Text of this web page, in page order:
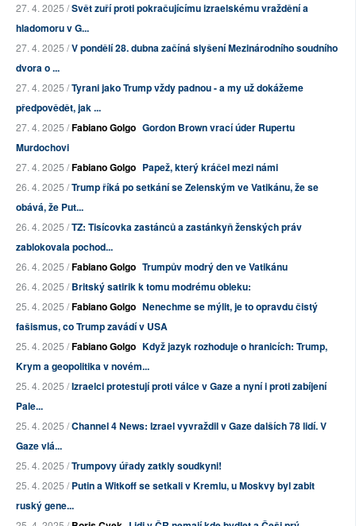
27. 4. 2025 /Svět zuří proti pokračujícímu izraelskému vraždění a
hladomoru v G...
27. 4. 2025 /V pondělí 28. dubna začíná slyšení Mezinárodního soudního
dvora o ...
27. 4. 2025 /Tyrani jako Trump vždy padnou - a my už dokážeme
předpovědět, jak ...
27. 4. 2025 /Fabiano Golgo Gordon Brown vrací úder Rupertu
Murdochovi
27. 4. 2025 /Fabiano Golgo Papež, který kráčel mezi námi
26. 4. 2025 /Trump říká po setkání se Zelenským ve Vatikánu, že se
obává, že Put...
26. 4. 2025 /TZ: Tisícovka zastánců a zastánkyň ženských práv
zablokovala pochod...
26. 4. 2025 /Fabiano Golgo Trumpův modrý den ve Vatikánu
26. 4. 2025 /Britský satirik k tomu modrému obleku:
25. 4. 2025 /Fabiano Golgo Nenechme se mýlit, je to opravdu čistý
fašismus, co Trump zavádí v USA
25. 4. 2025 /Fabiano Golgo Když jazyk rozhoduje o hranicích: Trump,
Krym a geopolitika v novém...
25. 4. 2025 /Izraelci protestují proti válce v Gaze a nyní i proti zabíjení
Pale...
25. 4. 2025 /Channel 4 News: Izrael vyvraždil v Gaze dalších 78 lidí. V
Gaze vlá...
25. 4. 2025 /Trumpovy úřady zatkly soudkyni!
25. 4. 2025 /Putin a Witkoff se setkali v Kremlu, u Moskvy byl zabit
ruský gene...